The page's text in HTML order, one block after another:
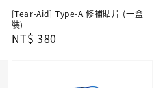
[Tear-Aid] Type-A 修補貼片 (一盒
裝)
Regular
NT$ 380